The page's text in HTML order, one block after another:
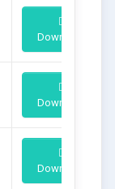
Download
Download
Download